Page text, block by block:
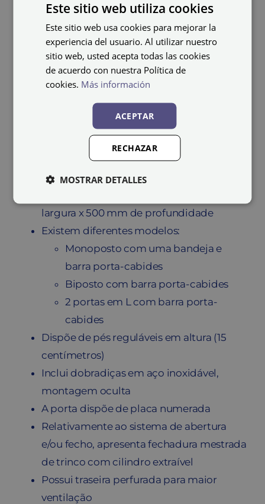
cacifos de melamina:
Não precisam de montagem
Possuem uma elevada resistência à
humidade
O corpo do cacifo é de cor branca e, para
a porta, pode optar-se por uma ampla
gama de cores
Corpo revestido com canto em PVC de
cor branca
Dimensões exteriores de: 1800 mm de
largura x 500 mm de profundidade
Existem diferentes modelos:
Monoposto com uma bandeja e
barra porta-cabides
Biposto com barra porta-cabides
2 portas em L com barra porta-
cabides
Dispõe de pés reguláveis em altura (15
centímetros)
Inclui dobradiças em aço inoxidável,
montagem oculta
A porta dispõe de placa numerada
Relativamente ao sistema de abertura
e/ou fecho, apresenta fechadura mestrada
de trinco com cilindro extraível
Possui traseira perfurada para maior
ventilação
Este sitio web utiliza cookies
Este sitio web usa cookies para mejorar la
experiencia del usuario. Al utilizar nuestro
sitio web, usted acepta todas las cookies
de acuerdo con nuestra Política de
cookies. Más información
ACEPTAR
RECHAZAR
MOSTRAR DETALLES